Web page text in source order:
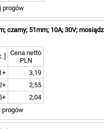
progów
czarny; 51mm; 10A; 30V; mosiądz
Cena netto
PLN
3,19
2,55
2,04
progów